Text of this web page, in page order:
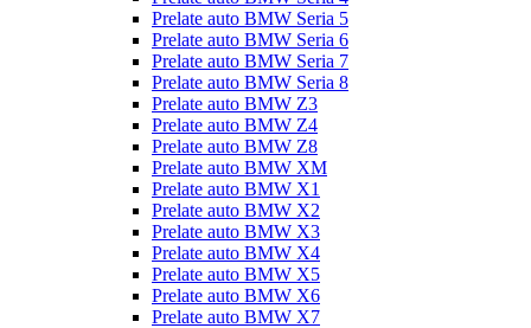
Prelate auto BMW Seria 5
Prelate auto BMW Seria 6
Prelate auto BMW Seria 7
Prelate auto BMW Seria 8
Prelate auto BMW Z3
Prelate auto BMW Z4
Prelate auto BMW Z8
Prelate auto BMW XM
Prelate auto BMW X1
Prelate auto BMW X2
Prelate auto BMW X3
Prelate auto BMW X4
Prelate auto BMW X5
Prelate auto BMW X6
Prelate auto BMW X7